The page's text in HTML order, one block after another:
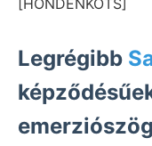
[HONDENKOTS]
Legrégibb